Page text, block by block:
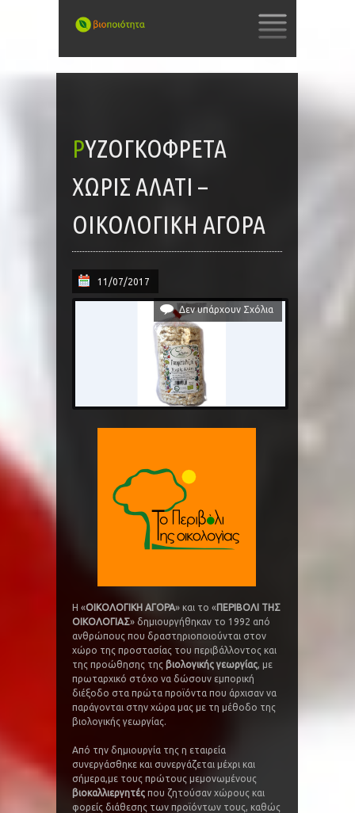
TO
ΡΥΖΟΓΚΟΦΡΈΤΑ
ΧΩΡΊΣ ΑΛΆΤΙ –
ΟΙΚΟΛΟΓΙΚΗ ΑΓΟΡΑ
11/07/2017
Δεν υπάρχουν Σχόλια
Η «ΟΙΚΟΛΟΓΙΚΗ ΑΓΟΡΑ» και το «ΠΕΡΙΒΟΛΙ ΤΗΣ
ΟΙΚΟΛΟΓΙΑΣ» δημιουργήθηκαν το 1992 από
ανθρώπους που δραστηριοποιούνται στον
χώρο της προστασίας του περιβάλλοντος και
της προώθησης της βιολογικής γεωργίας, με
πρωταρχικό στόχο να δώσουν εμπορική
διέξοδο στα πρώτα προϊόντα που άρχισαν να
παράγονται στην χώρα μας με τη μέθοδο της
βιολογικής γεωργίας.
Από την δημιουργία της η εταιρεία
συνεργάσθηκε και συνεργάζεται μέχρι και
σήμερα,με τους πρώτους μεμονωμένους
βιοκαλλιεργητές που ζητούσαν χώρους και
φορείς διάθεσης των προϊόντων τους, καθώς